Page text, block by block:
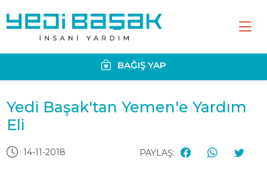
BAĞIŞ YAP
Yedi Başak'tan Yemen'e Yardım
Eli
14-11-2018 PAYLAŞ: